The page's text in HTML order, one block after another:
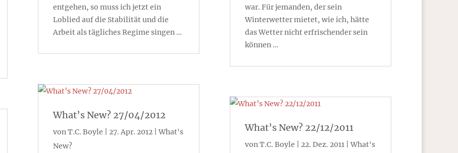
entgehen, so muss ich jetzt ein
Loblied auf die Stabilität und die
Arbeit als tägliches Regime singen …
What’s New? 27/04/2012
vonT.C. Boyle 27. Apr. 2012|What's
New?
war. Für jemanden, der sein
Winterwetter mietet, wie ich, hätte
das Wetter nicht erfrischender sein
können …
What’s New? 22/12/2011
vonT.C. Boyle 22. Dez. 2011|What's